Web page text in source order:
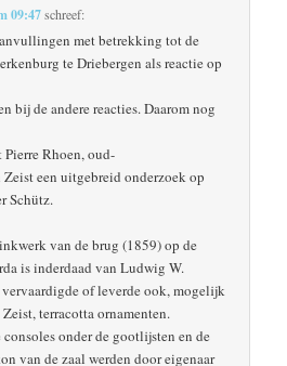
09:47schreef:
met betrekking tot de
te Driebergen als reactie op
bij de andere reacties. Daarom nog
Rhoen, oud-
een uitgebreid onderzoek op
Schütz.
van de brug (1859) op de
is inderdaad van Ludwig W.
of leverde ook, mogelijk
terracotta ornamenten.
onder de gootlijsten en de
van de zaal werden door eigenaar